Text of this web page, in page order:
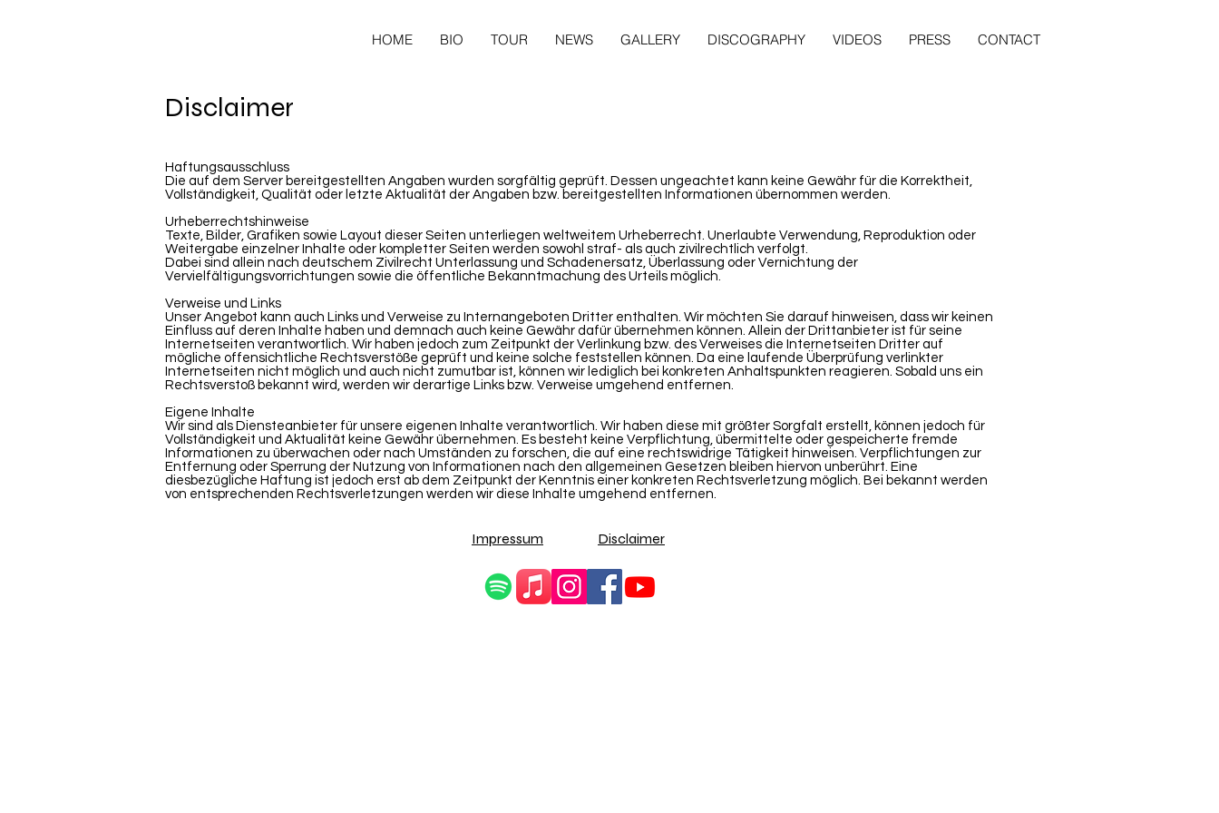
HOME BIO TOUR NEWS GALLERY DISCOGRAPHY VIDEOS PRESS CONTACT
Disclaimer
Haftungsausschluss
Die auf dem Server bereitgestellten Angaben wurden sorgfältig geprüft. Dessen ungeachtet kann keine Gewähr für die Korrektheit,
Vollständigkeit, Qualität oder letzte Aktualität der Angaben bzw. bereitgestellten Informationen übernommen werden.
Urheberrechtshinweise
Texte, Bilder, Grafiken sowie Layout dieser Seiten unterliegen weltweitem Urheberrecht. Unerlaubte Verwendung, Reproduktion oder
Weitergabe einzelner Inhalte oder kompletter Seiten werden sowohl straf- als auch zivilrechtlich verfolgt.
Dabei sind allein nach deutschem Zivilrecht Unterlassung und Schadenersatz, Überlassung oder Vernichtung der
Vervielfältigungsvorrichtungen sowie die öffentliche Bekanntmachung des Urteils möglich.
Verweise und Links
Unser Angebot kann auch Links und Verweise zu Internangeboten Dritter enthalten. Wir möchten Sie darauf hinweisen, dass wir keinen
Einfluss auf deren Inhalte haben und demnach auch keine Gewähr dafür übernehmen können. Allein der Drittanbieter ist für seine
Internetseiten verantwortlich. Wir haben jedoch zum Zeitpunkt der Verlinkung bzw. des Verweises die Internetseiten Dritter auf
mögliche offensichtliche Rechtsverstöße geprüft und keine solche feststellen können. Da eine laufende Überprüfung verlinkter
Internetseiten nicht möglich und auch nicht zumutbar ist, können wir lediglich bei konkreten Anhaltspunkten reagieren. Sobald uns ein
Rechtsverstoß bekannt wird, werden wir derartige Links bzw. Verweise umgehend entfernen.
Eigene Inhalte
Wir sind als Diensteanbieter für unsere eigenen Inhalte verantwortlich. Wir haben diese mit größter Sorgfalt erstellt, können jedoch für
Vollständigkeit und Aktualität keine Gewähr übernehmen. Es besteht keine Verpflichtung, übermittelte oder gespeicherte fremde
Informationen zu überwachen oder nach Umständen zu forschen, die auf eine rechtswidrige Tätigkeit hinweisen. Verpflichtungen zur
Entfernung oder Sperrung der Nutzung von Informationen nach den allgemeinen Gesetzen bleiben hiervon unberührt. Eine
diesbezügliche Haftung ist jedoch erst ab dem Zeitpunkt der Kenntnis einer konkreten Rechtsverletzung möglich. Bei bekannt werden
von entsprechenden Rechtsverletzungen werden wir diese Inhalte umgehend entfernen.
Impressum Disclaimer